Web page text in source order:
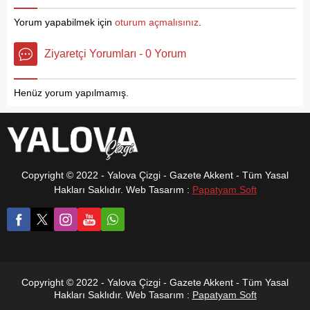
Başkanı Umut Güçlü,’
Öncelikle tüm
vatandaşlarımızın Ramazan
Bugün Milletvekillerimiz
Ahmet Büyükgümüş, Meliha
Akyol ve Milletvekili
Adayımız...
Oruç, birbirinden önemli
STADA DAVsET EDİYORUZ’
Yorum yapabilmek için oturum açmalısınız.
Ziyaretçi Yorumları - 0 Yorum
Henüz yorum yapılmamış.
Copyright © 2022 - Yalova Çizgi - Gazete Akkent - Tüm Yasal
Hakları Saklıdır. Web Tasarım : Papatyam Soft
Copyright © 2022 - Yalova Çizgi - Gazete Akkent - Tüm Yasal
Hakları Saklıdır. Web Tasarım : Papatyam Soft